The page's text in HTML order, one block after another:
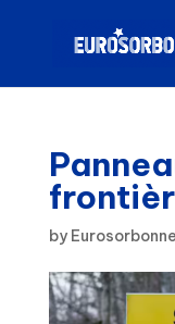
by Eurosorbonne